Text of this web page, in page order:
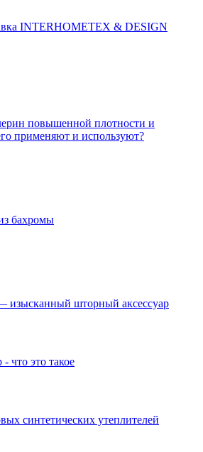
INTERHOMETEX & DESIGN
повышенной плотности и
применяют и используют?
бахромы
изысканный шторный аксессуар
что это такое
синтетических утеплителей